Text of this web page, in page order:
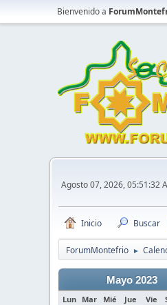
Bienvenido a
Agosto 07, 2026, 05:51:32
Inicio Buscar
ForumMontefrio ►
Mayo 2023
Lun Mar Mié Jue Vie